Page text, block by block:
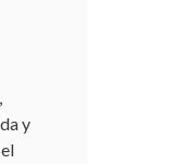
y